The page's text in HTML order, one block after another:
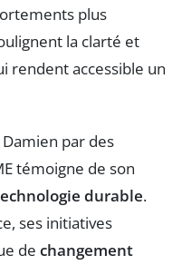
plus
la clarté et
rendent accessible un
par des
témoigne de son
durable.
ses initiatives
de changement